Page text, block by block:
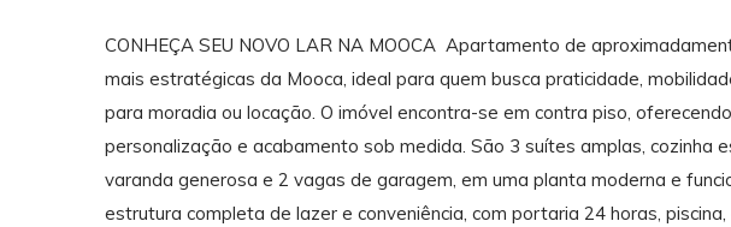
CONHEÇA SEU NOVO LAR NA MOOCA Apartamento de
mais estratégicas da Mooca, ideal para quem busca praticidade,
para moradia ou locação. O imóvel encontra-se em contra piso,
personalização e acabamento sob medida. São 3 suítes amplas, cozinha
varanda generosa e 2 vagas de garagem, em uma planta moderna e
estrutura completa de lazer e conveniência, com portaria 24 horas,